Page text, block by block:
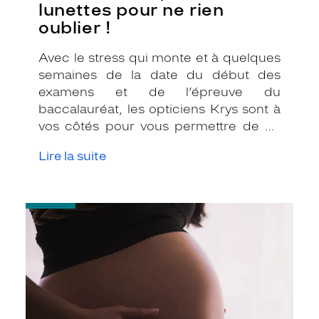
lunettes pour ne rien
oublier !
Avec le stress qui monte et à quelques
semaines de la date du début des
examens et de l’épreuve du
baccalauréat, les opticiens Krys sont à
vos côtés pour vous permettre de ne
optique, on vous a préparé une «
Lire la suite
-
On
m’a
dit
qu’on
pouvait
avoir
problèmes